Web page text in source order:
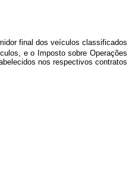
final dos veículos classificados
e o Imposto sobre Operações
nos respectivos contratos